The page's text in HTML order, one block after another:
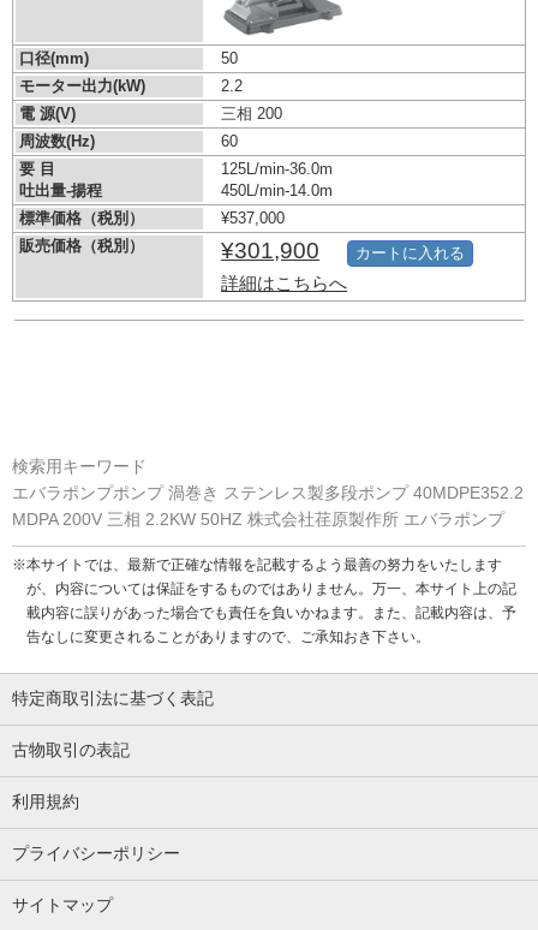
口径(mm)
50
モーター出力(kW)
2.2
電 源(V)
三相 200
周波数(Hz)
60
要 目
吐出量-揚程
125L/min-36.0m
450L/min-14.0m
標準価格（税別）
¥537,000
販売価格（税別）
¥301,900
詳細はこちらへ
カートに入れる
検索用キーワード
エバラポンプポンプ 渦巻き ステンレス製多段ポンプ 40MDPE352.2
MDPA 200V 三相 2.2KW 50HZ 株式会社荏原製作所 エバラポンプ
※本サイトでは、最新で正確な情報を記載するよう最善の努力をいたします
が、内容については保証をするものではありません。万一、本サイト上の記
載内容に誤りがあった場合でも責任を負いかねます。また、記載内容は、予
告なしに変更されることがありますので、ご承知おき下さい。
特定商取引法に基づく表記
古物取引の表記
利用規約
プライバシーポリシー
サイトマップ